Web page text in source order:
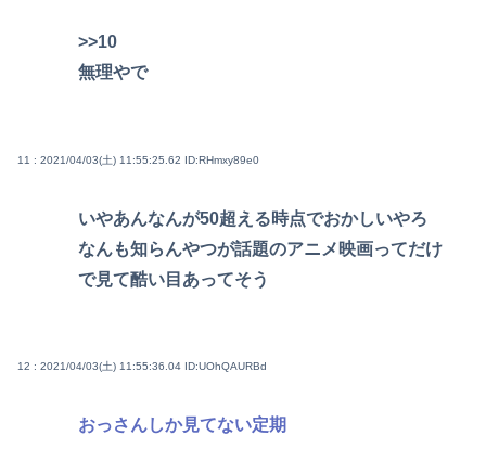
>>10
無理やで
11 : 2021/04/03(土) 11:55:25.62 ID:RHmxy89e0
いやあんなんが50超える時点でおかしいやろ
なんも知らんやつが話題のアニメ映画ってだけ
で見て酷い目あってそう
12 : 2021/04/03(土) 11:55:36.04 ID:UOhQAURBd
おっさんしか見てない定期